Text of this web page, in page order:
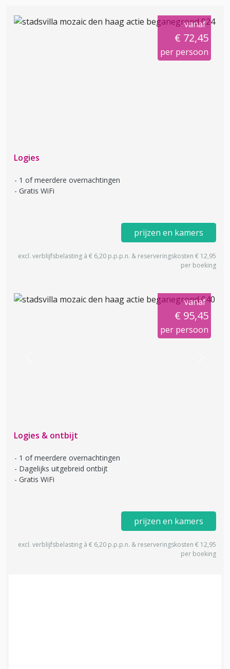
vanaf
€ 72,45
per persoon
Logies
1 of meerdere overnachtingen
Gratis WiFi
prijzen en kamers
excl. verblijfsbelasting à € 6,20 p.p.p.n. & reserveringskosten € 12,95
per boeking
vanaf
€ 95,45
per persoon
Logies & ontbijt
1 of meerdere overnachtingen
Dagelijks uitgebreid ontbijt
Gratis WiFi
prijzen en kamers
excl. verblijfsbelasting à € 6,20 p.p.p.n. & reserveringskosten € 12,95
per boeking